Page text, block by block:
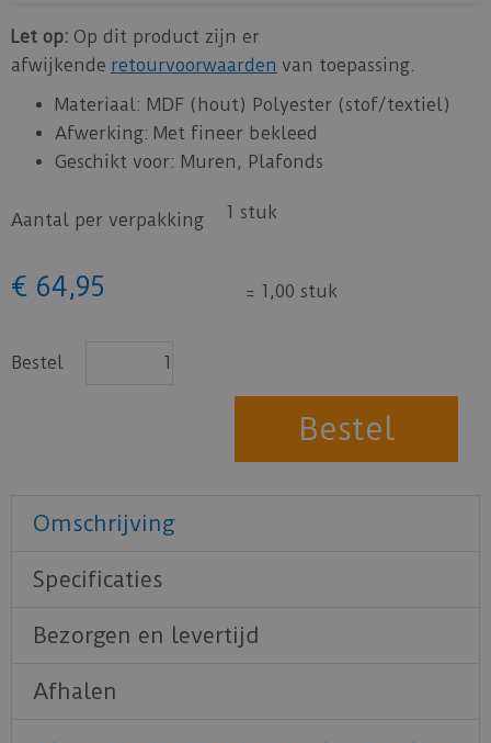
Let op: Op dit product zijn er
afwijkende retourvoorwaarden van toepassing.
Materiaal: MDF (hout) Polyester (stof/textiel)
Afwerking: Met fineer bekleed
Geschikt voor: Muren, Plafonds
Aantal per verpakking 1 stuk
€ 64,95 = 1,00 stuk
Bestel
Omschrijving
Specificaties
Bezorgen en levertijd
Afhalen